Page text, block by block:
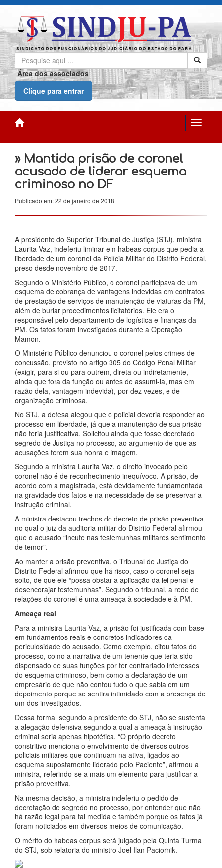
Área dos associados
Clique para entrar
» Mantida prisão de coronel
acusado de liderar esquema
criminoso no DF
Publicado em: 22 de janeiro de 2018
A presidente do Superior Tribunal de Justiça (STJ), ministra
Laurita Vaz, indeferiu liminar em habeas corpus que pedia a
liberdade de um coronel da Polícia Militar do Distrito Federal,
preso desde novembro de 2017.
Segundo o Ministério Público, o coronel participava de um
esquema de cobrança de vantagens indevidas em contratos
de prestação de serviços de manutenção de viaturas da PM,
além de burlar procedimentos licitatórios. Ele era o
responsável pelo departamento de logística e finanças da
PM. Os fatos foram investigados durante a Operação
Mamon.
O Ministério Público denunciou o coronel pelos crimes de
concussão, previsto no artigo 305 do Código Penal Militar
(exigir, para si ou para outrem, direta ou indiretamente,
ainda que fora da função ou antes de assumi-la, mas em
razão dela, vantagem indevida), por dez vezes, e de
organização criminosa.
No STJ, a defesa alegou que o policial deveria responder ao
processo em liberdade, já que a manutenção de sua prisão
não teria justificativa. Solicitou ainda que fosse decretado
segredo de Justiça no processo, ao argumento de que as
acusações ferem sua honra e imagem.
Segundo a ministra Laurita Vaz, o direito invocado pelo
coronel não é de reconhecimento inequívoco. A prisão, de
acordo com a magistrada, está devidamente fundamentada
na gravidade dos fatos e na necessidade de se preservar a
instrução criminal.
A ministra destacou trechos do decreto de prisão preventiva,
no qual o juiz da auditoria militar do Distrito Federal afirmou
que o acusado “incute nas testemunhas militares sentimento
de temor”.
Ao manter a prisão preventiva, o Tribunal de Justiça do
Distrito Federal afirmou que há risco, caso o coronel seja
solto, de que ele “possa obstar a aplicação da lei penal e
desencorajar testemunhas”. Segundo o tribunal, a rede de
relações do coronel é uma ameaça à sociedade e à PM.
Ameaça real
Para a ministra Laurita Vaz, a prisão foi justificada com base
em fundamentos reais e concretos indicadores da
periculosidade do acusado. Como exemplo, citou fatos do
processo, como a narrativa de um tenente que teria sido
dispensado de suas funções por ter contrariado interesses
do esquema criminoso, bem como a declaração de um
empresário de que não contou tudo o que sabia em um
depoimento porque se sentira intimidado com a presença de
um dos investigados.
Dessa forma, segundo a presidente do STJ, não se sustenta
a alegação defensiva segundo a qual a ameaça à instrução
criminal seria apenas hipotética. “O próprio decreto
constritivo menciona o envolvimento de diversos outros
policiais militares que continuam na ativa, ligados ao
esquema supostamente liderado pelo Paciente”, afirmou a
ministra, referindo-se a mais um elemento para justificar a
prisão preventiva.
Na mesma decisão, a ministra indeferiu o pedido de
decretação de segredo no processo, por entender que não
há razão legal para tal medida e também porque os fatos já
foram noticiados em diversos meios de comunicação.
O mérito do habeas corpus será julgado pela Quinta Turma
do STJ, sob relatoria do ministro Joel Ilan Paciornik.